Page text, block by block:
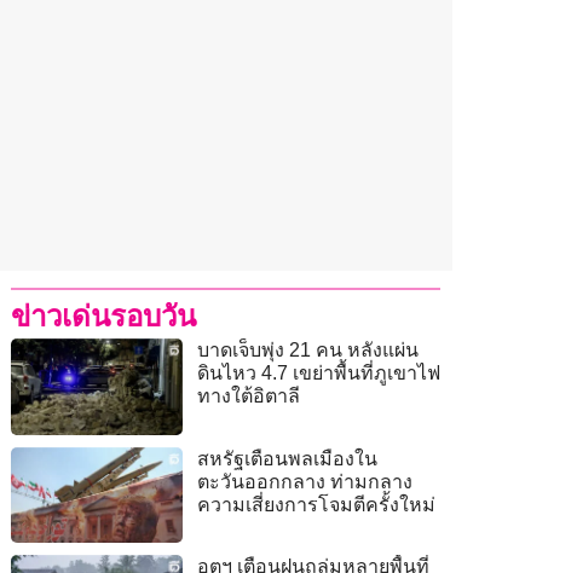
ข่าวเด่นรอบวัน
บาดเจ็บพุ่ง 21 คน หลังแผ่น
ดินไหว 4.7 เขย่าพื้นที่ภูเขาไฟ
ทางใต้อิตาลี
สหรัฐเตือนพลเมืองใน
ตะวันออกกลาง ท่ามกลาง
ความเสี่ยงการโจมตีครั้งใหม่
อุตุฯ เตือนฝนถล่มหลายพื้นที่